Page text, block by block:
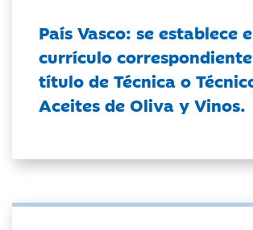
País Vasco: se establece
currículo
título de Técnica o
Aceites de Oliva y Vinos.